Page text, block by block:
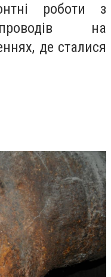
роботи з
на
де сталися